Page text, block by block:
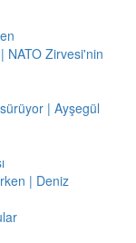
NATO Zirvesi'nin
| Ayşegül
| Deniz